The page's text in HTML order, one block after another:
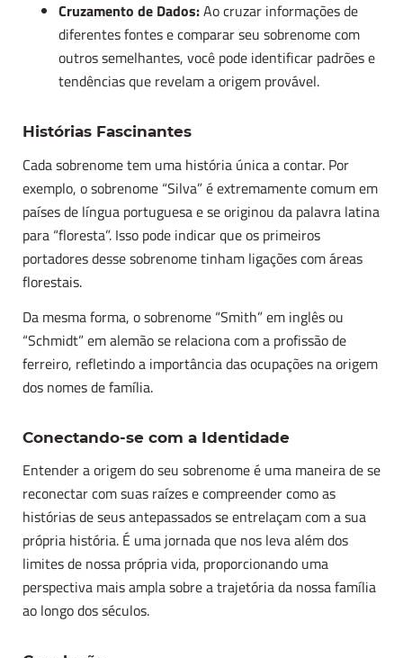
Cruzamento de Dados:Ao cruzar informações de
diferentes fontes e comparar seu sobrenome com
outros semelhantes, você pode identificar padrões e
tendências que revelam a origem provável.
Histórias Fascinantes
Cada sobrenome tem uma história única a contar. Por
exemplo, o sobrenome “Silva” é extremamente comum em
países de língua portuguesa e se originou da palavra latina
para “floresta”. Isso pode indicar que os primeiros
portadores desse sobrenome tinham ligações com áreas
florestais.
Da mesma forma, o sobrenome “Smith” em inglês ou
“Schmidt” em alemão se relaciona com a profissão de
ferreiro, refletindo a importância das ocupações na origem
dos nomes de família.
Conectando-se com a Identidade
Entender a origem do seu sobrenome é uma maneira de se
reconectar com suas raízes e compreender como as
histórias de seus antepassados se entrelaçam com a sua
própria história. É uma jornada que nos leva além dos
limites de nossa própria vida, proporcionando uma
perspectiva mais ampla sobre a trajetória da nossa família
ao longo dos séculos.